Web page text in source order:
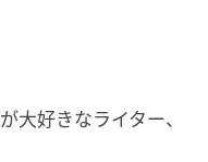
大好きなライター、